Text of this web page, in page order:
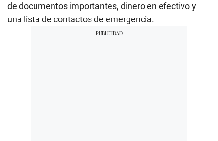
de documentos importantes, dinero en efectivo y
una lista de contactos de emergencia.